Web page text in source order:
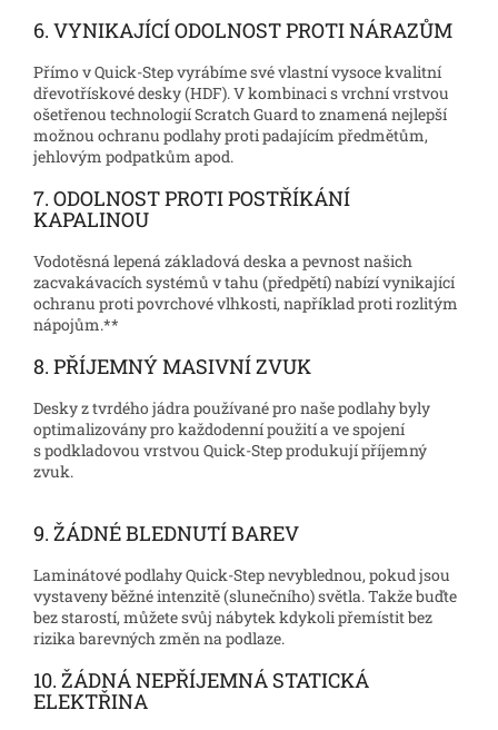
6. VYNIKAJÍCÍ ODOLNOST PROTI NÁRAZŮM
Přímo v Quick-Step vyrábíme své vlastní vysoce kvalitní
dřevotřískové desky (HDF). V kombinaci s vrchní vrstvou
ošetřenou technologií Scratch Guard to znamená nejlepší
možnou ochranu podlahy proti padajícím předmětům,
jehlovým podpatkům apod.
7. ODOLNOST PROTI POSTŘÍKÁNÍ
KAPALINOU
Vodotěsná lepená základová deska a pevnost našich
zacvakávacích systémů v tahu (předpětí) nabízí vynikající
ochranu proti povrchové vlhkosti, například proti rozlitým
nápojům.**
8. PŘÍJEMNÝ MASIVNÍ ZVUK
Desky z tvrdého jádra používané pro naše podlahy byly
optimalizovány pro každodenní použití a ve spojení
s podkladovou vrstvou Quick-Step produkují příjemný
zvuk.
9. ŽÁDNÉ BLEDNUTÍ BAREV
Laminátové podlahy Quick-Step nevyblednou, pokud jsou
vystaveny běžné intenzitě (slunečního) světla. Takže buďte
bez starostí, můžete svůj nábytek kdykoli přemístit bez
rizika barevných změn na podlaze.
10. ŽÁDNÁ NEPŘÍJEMNÁ STATICKÁ
ELEKTŘINA